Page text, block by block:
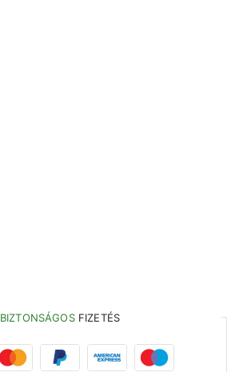
BIZTONSÁGOSFIZETÉS